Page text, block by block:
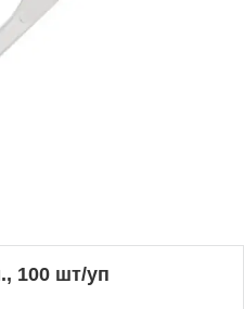
100 шт/уп